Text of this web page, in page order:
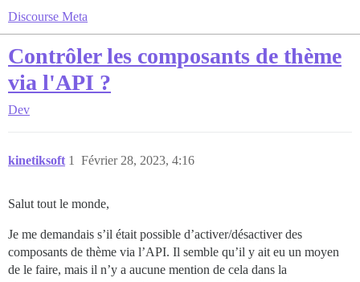
Discourse Meta
Contrôler les composants de thème
via l'API ?
Dev
kinetiksoft Février 28, 2023, 4:16
1
Salut tout le monde,
Je me demandais s’il était possible d’activer/désactiver des
composants de thème via l’API. Il semble qu’il y ait eu un moyen
de le faire, mais il n’y a aucune mention de cela dans la